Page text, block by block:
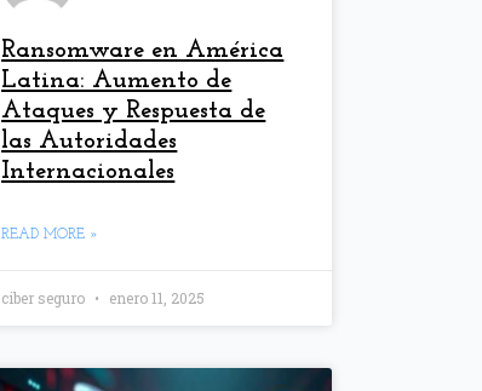
Ransomware en América
Latina: Aumento de
Ataques y Respuesta de
las Autoridades
Internacionales
READ MORE »
ciber seguro enero 11, 2025